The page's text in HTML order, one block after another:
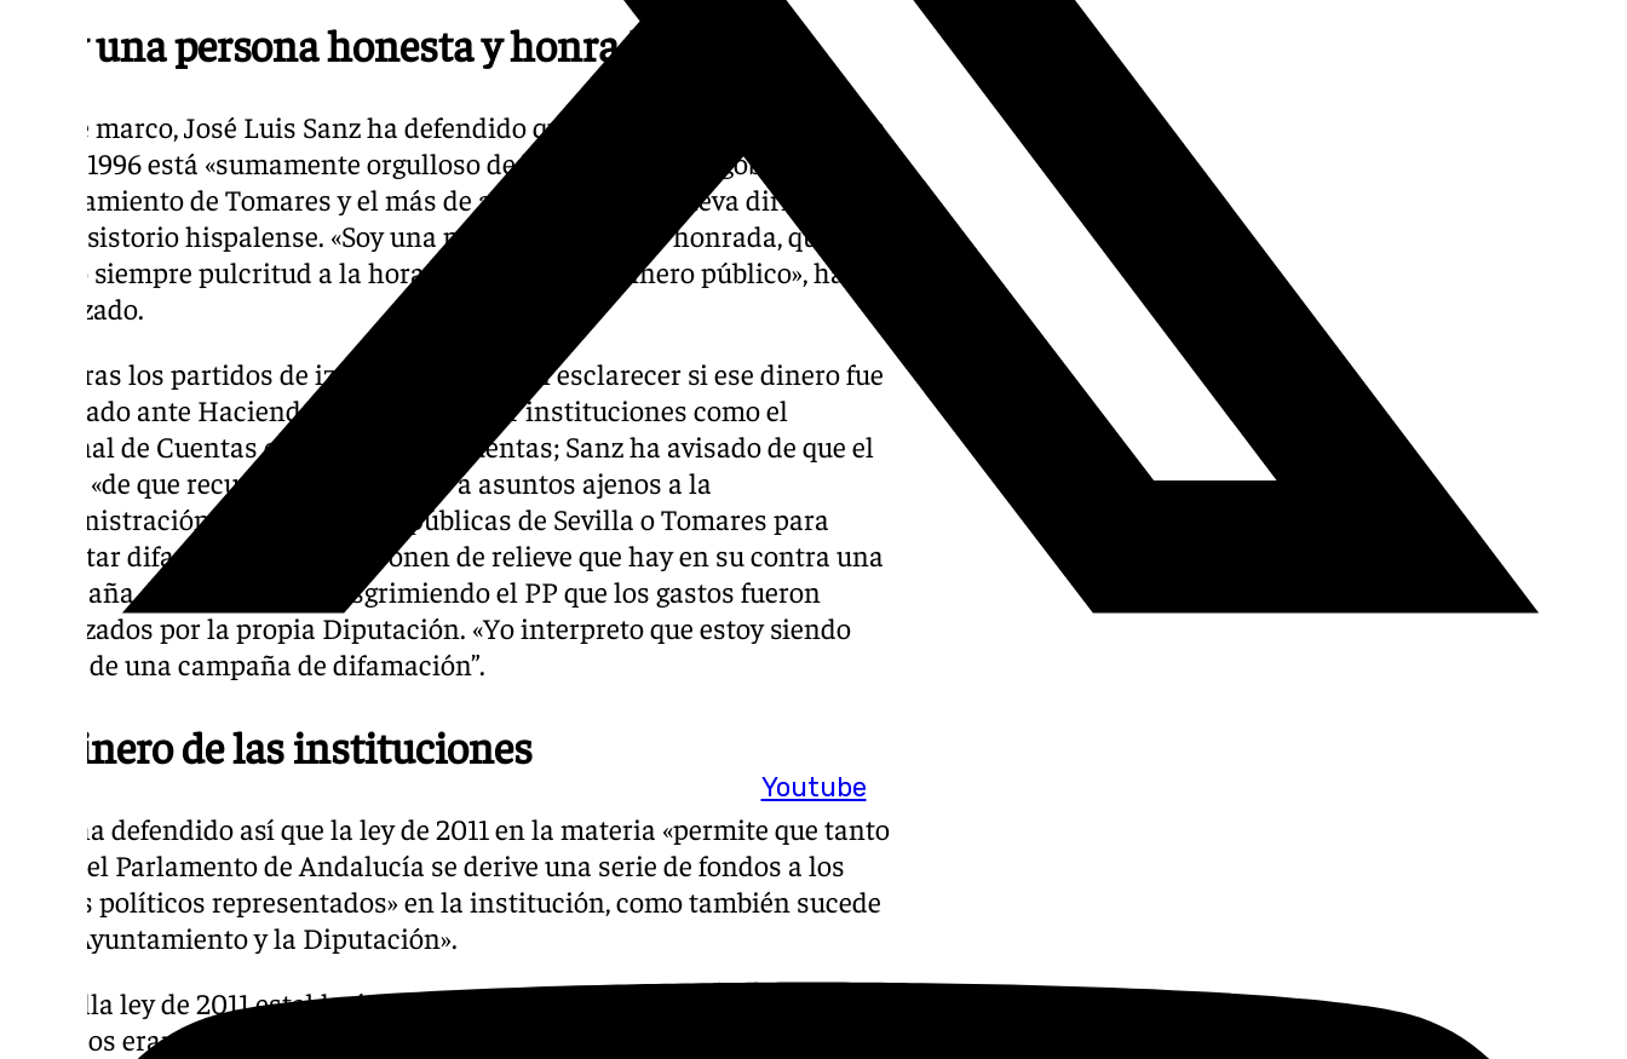
Youtube
“Soy una persona honesta y honrada»
En ese marco, José Luis Sanz ha defendido que en su trayectoria política
desde 1996 está «sumamente orgulloso de los 15 años» que gobernó el
Ayuntamiento de Tomares y el más de año y medio que lleva dirigiendo
el Consistorio hispalense. «Soy una persona honesta y honrada, que he
tenido siempre pulcritud a la hora de gestionar el dinero público», ha
enfatizado.
Mientras los partidos de izquierda reclaman esclarecer si ese dinero fue
declarado ante Hacienda y fiscalizado por instituciones como el
Tribunal de Cuentas o la Cámara de Cuentas; Sanz ha avisado de que el
hecho «de que recurrir al año 2011» y a asuntos ajenos a la
«administración» de las cuentas públicas de Sevilla o Tomares para
«intentar difamar» a su figura ponen de relieve que hay en su contra una
«campaña de difamación»; esgrimiendo el PP que los gastos fueron
fiscalizados por la propia Diputación. «Yo interpreto que estoy siendo
objeto de una campaña de difamación”.
El dinero de las instituciones
Sanz ha defendido así que la ley de 2011 en la materia «permite que tanto
desde el Parlamento de Andalucía se derive una serie de fondos a los
grupos políticos representados» en la institución, como también sucede
en el Ayuntamiento y la Diputación».
«Aquella ley de 2011 establecía que esos gastos asignados a grupos
políticos eran para gastos corrientes de los grupos políticos y en el